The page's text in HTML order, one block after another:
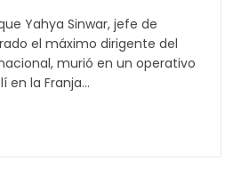
Yahya Sinwar, jefe de
el máximo dirigente del
murió en un operativo
en la Franja...